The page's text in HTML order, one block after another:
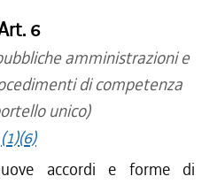
6
amministrazioni e
di competenza
unico)
(1)(6)
accordi e forme di